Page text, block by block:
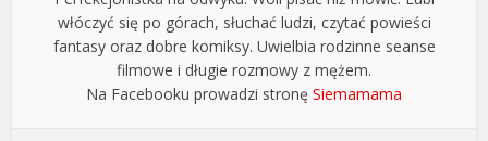
włóczyć się po górach, słuchać ludzi, czytać powieści
fantasy oraz dobre komiksy. Uwielbia rodzinne seanse
filmowe i długie rozmowy z mężem.
Na Facebooku prowadzi stronę Siemamama